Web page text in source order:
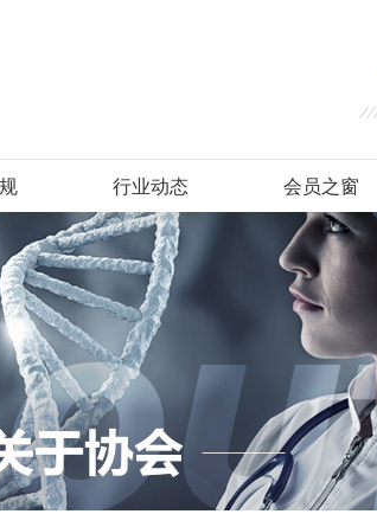
行业动态
热点关注
信息传递
行业自律
光谷生物城
会员之窗
会员名录
会员动态
会员风采